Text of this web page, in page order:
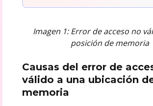
Imagen 1: Error de acceso no
posición de memoria
Causas del error de
válido a una ubicación
memoria